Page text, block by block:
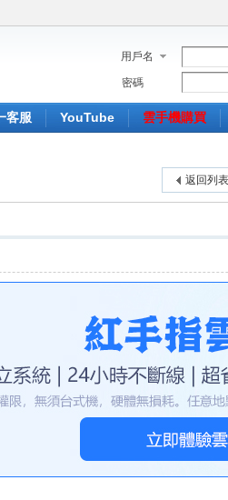
用戶名
密碼
客服 YouTube 雲手機購買
返回列表